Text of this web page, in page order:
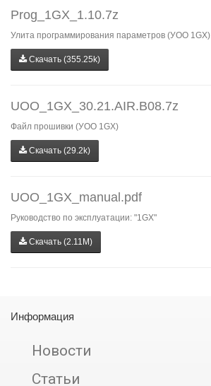
Prog_1GX_1.10.7z
Улита программирования параметров (УОО 1GX)
Скачать (355.25k)
UOO_1GX_30.21.AIR.B08.7z
Файл прошивки (УОО 1GX)
Скачать (29.2k)
UOO_1GX_manual.pdf
Руководство по эксплуатации: "1GX"
Скачать (2.11M)
Информация
Новости
Статьи